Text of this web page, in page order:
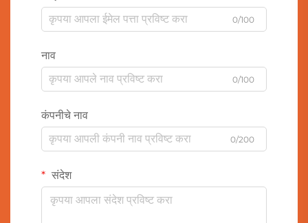
0/100
नाव
0/100
कंपनीचे नाव
0/200
संदेश